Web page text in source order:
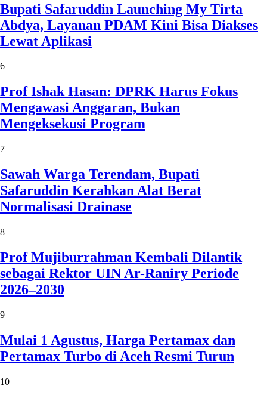
Bupati Safaruddin Launching My Tirta
Abdya, Layanan PDAM Kini Bisa Diakses
Lewat Aplikasi
6
Prof Ishak Hasan: DPRK Harus Fokus
Mengawasi Anggaran, Bukan
Mengeksekusi Program
7
Sawah Warga Terendam, Bupati
Safaruddin Kerahkan Alat Berat
Normalisasi Drainase
8
Prof Mujiburrahman Kembali Dilantik
sebagai Rektor UIN Ar-Raniry Periode
2026–2030
9
Mulai 1 Agustus, Harga Pertamax dan
Pertamax Turbo di Aceh Resmi Turun
10